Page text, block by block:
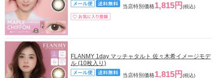
当店特別価格1,815円 (税込)
FLANMY 1day マッチャタルト 佐々木希イメージモデ
ル (10枚入り)
当店特別価格1,815円 (税込)